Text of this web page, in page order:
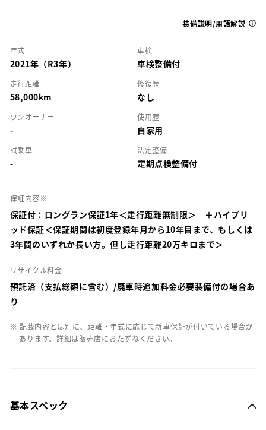
装備説明/用語解説
年式
2021年（R3年）
車検
車検整備付
走行距離
58,000km
修復歴
なし
ワンオーナー
-
使用歴
自家用
試乗車
-
法定整備
定期点検整備付
保証内容※
保証付：ロングラン保証1年＜走行距離無制限＞ ＋ハイブリ
ッド保証＜保証期間は初度登録年月から10年目まで、もしくは
3年間のいずれか長い方。但し走行距離20万キロまで＞
リサイクル料金
預託済（支払総額に含む）/廃車時追加料金必要装備付の場合あ
り
※ 記載内容とは別に、距離・年式に応じて新車保証が付いている場合が
あります。詳細は販売店におたずねください。
基本スペック